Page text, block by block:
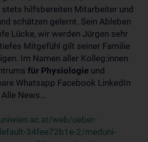
stets hilfsbereiten Mitarbeiter und
schätzen gelernt. Sein Ableben
Lücke, wir werden Jürgen sehr
Mitgefühl gilt seiner Familie
Im Namen aller Kolleg:innen
für Physiologie und
Whatsapp Facebook LinkedIn
News...
web/ueber-
34fee72b1e-2/meduni-